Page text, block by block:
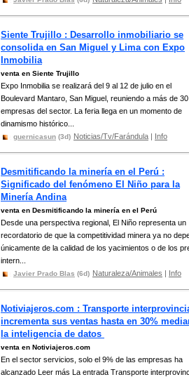
Siente Trujillo : Desarrollo inmobiliario se
consolida en San Miguel y Lima con Expo
Inmobilia
venta en Siente Trujillo
Expo Inmobilia se realizará del 9 al 12 de julio en el
Boulevard Mantaro, San Miguel, reuniendo a más de 30
empresas del sector. La feria llega en un momento de
dinamismo histórico...
guernicasun (3d) Noticias/Tv/Farándula | Info
Desmitificando la minería en el Perú :
Significado del fenómeno El Niño para la
Minería Andina
venta en Desmitificando la minería en el Perú
Desde una perspectiva regional, El Niño representa un
recordatorio de que la competitividad minera ya no
únicamente de la calidad de los yacimientos o de los
intern...
Javier Prado Blas (6d) Naturaleza/Animales | Info
Notiviajeros.com : Transporte
incrementa sus ventas hasta en 30%
la inteligencia de datos
venta en Notiviajeros.com
En el sector servicios, solo el 9% de las empresas ha
alcanzado Leer más La entrada Transporte